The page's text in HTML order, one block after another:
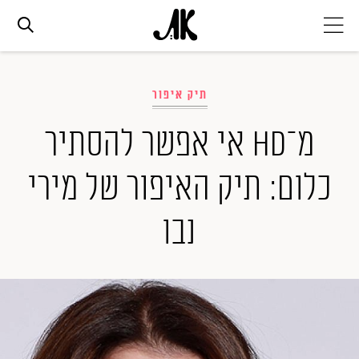
אופנה
ביוטי
סלבס
ערוצים נוספים
המגזין
תיק איפור
מ־HD אי אפשר להסתיר
כלום: תיק האיפור של מירי
נבו